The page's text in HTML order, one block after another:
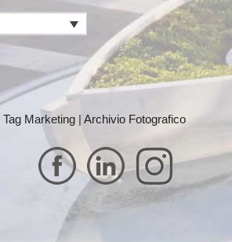
Tag Marketing | Archivio Fotografico